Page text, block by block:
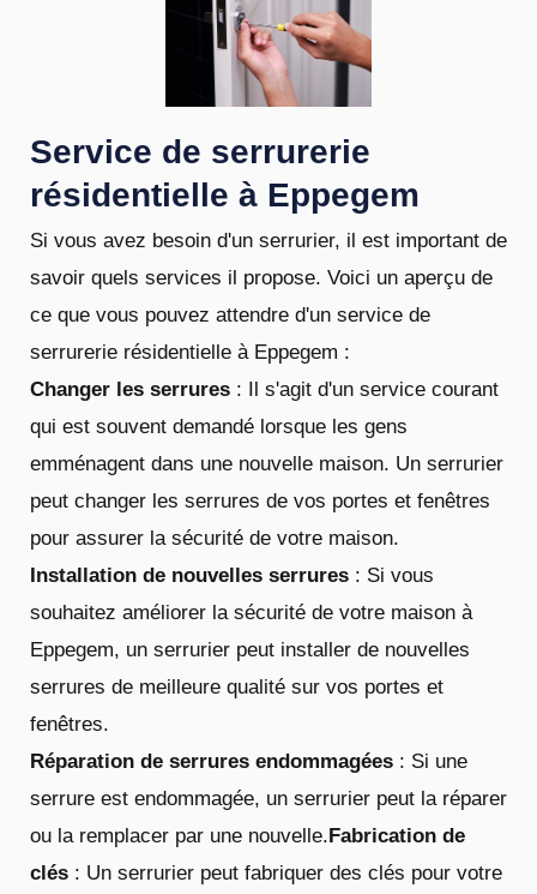
Service de serrurerie
résidentielle à Eppegem
Si vous avez besoin d'un serrurier, il est important de
savoir quels services il propose. Voici un aperçu de
ce que vous pouvez attendre d'un service de
serrurerie résidentielle à Eppegem :
Changer les serrures : Il s'agit d'un service courant
qui est souvent demandé lorsque les gens
emménagent dans une nouvelle maison. Un serrurier
peut changer les serrures de vos portes et fenêtres
pour assurer la sécurité de votre maison.
Installation de nouvelles serrures : Si vous
souhaitez améliorer la sécurité de votre maison à
Eppegem, un serrurier peut installer de nouvelles
serrures de meilleure qualité sur vos portes et
fenêtres.
Réparation de serrures endommagées : Si une
serrure est endommagée, un serrurier peut la réparer
ou la remplacer par une nouvelle.Fabrication de
clés : Un serrurier peut fabriquer des clés pour votre